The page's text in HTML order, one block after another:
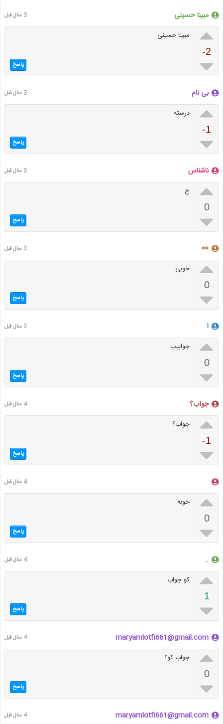
مبینا حسینی 3 سال قبل

-2

مبینا حسینی
پاسخ
بی نام 3 سال قبل

-1

درسته
پاسخ
ناشناس 3 سال قبل

0

ح
پاسخ
👀 3 سال قبل

0

خوبی
پاسخ
ا 3 سال قبل

0

جواببب
پاسخ
جواب؟ 4 سال قبل

-1

جواب؟
پاسخ
4 سال قبل

0

خوبه
پاسخ
.. 4 سال قبل

1

کو جواب
پاسخ
maryamlotfi661@gmail.com 4 سال قبل

0

جواب کو؟
پاسخ
maryamlotfi661@gmail.com 4 سال قبل